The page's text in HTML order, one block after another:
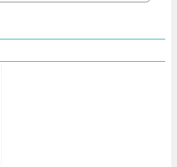
けだけども移転後初営業日に潜入してきましたので当日の様子や